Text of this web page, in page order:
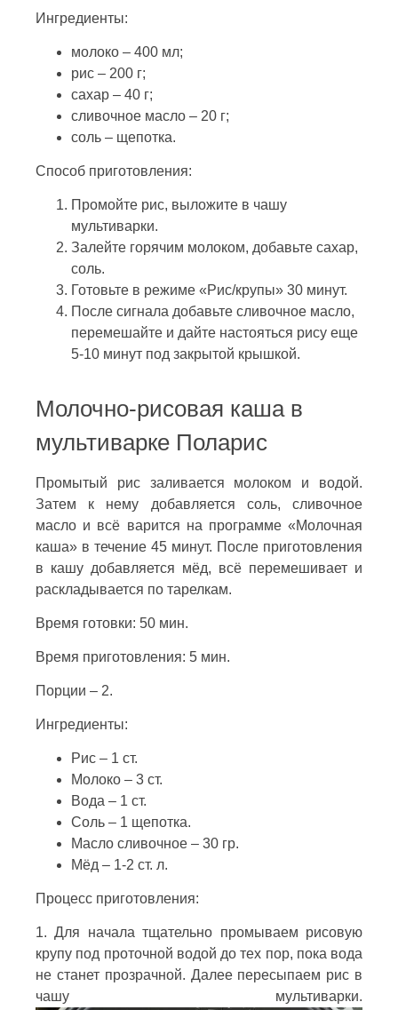
Ингредиенты:
молоко – 400 мл;
рис – 200 г;
сахар – 40 г;
сливочное масло – 20 г;
соль – щепотка.
Способ приготовления:
Промойте рис, выложите в чашу
мультиварки.
Залейте горячим молоком, добавьте сахар,
соль.
Готовьте в режиме «Рис/крупы» 30 минут.
После сигнала добавьте сливочное масло,
перемешайте и дайте настояться рису еще
5-10 минут под закрытой крышкой.
Молочно-рисовая каша в
мультиварке Поларис
Промытый рис заливается молоком и водой.
Затем к нему добавляется соль, сливочное
масло и всё варится на программе «Молочная
каша» в течение 45 минут. После приготовления
в кашу добавляется мёд, всё перемешивает и
раскладывается по тарелкам.
Время готовки: 50 мин.
Время приготовления: 5 мин.
Порции – 2.
Ингредиенты:
Рис – 1 ст.
Молоко – 3 ст.
Вода – 1 ст.
Соль – 1 щепотка.
Масло сливочное – 30 гр.
Мёд – 1-2 ст. л.
Процесс приготовления:
1. Для начала тщательно промываем рисовую
крупу под проточной водой до тех пор, пока вода
не станет прозрачной. Далее пересыпаем рис в
чашу мультиварки.